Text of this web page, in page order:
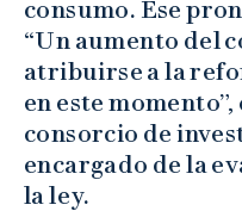
consumo. Ese
“Un aumento del
atribuirse a la
en este
consorcio de
encargado de la
la ley.